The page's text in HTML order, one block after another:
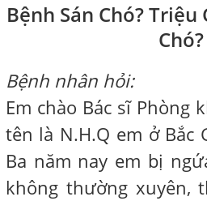
Bệnh Sán Chó? Triệu
Chó?
Bệnh nhân hỏi:
Em chào Bác sĩ Phòng
tên là N.H.Q em ở Bắc
Ba năm nay em bị
không thường xuyên,